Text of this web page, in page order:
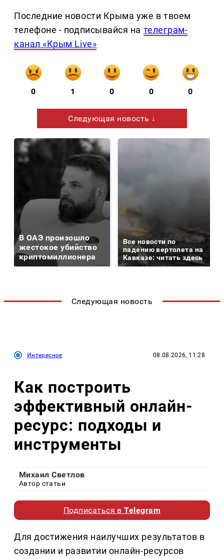
Последние новости Крыма уже в твоем
телефоне - подписывайся на телеграм-
канал «Крым Live»
0 1 0 0 0
Следующая новость ↓
В ОАЭ произошло
жестокое убийство
криптомиллионера
Все новости по
падению вертолета на
Кавказе: читать здесь
Следующая новость
Интересное 08.08.2026, 11:28
Как построить
эффективный онлайн-
ресурс: подходы и
инструменты
Михаил Светлов
Автор статьи
Подписаться вTelegram
Для достижения наилучших результатов в
создании и развитии онлайн-ресурсов